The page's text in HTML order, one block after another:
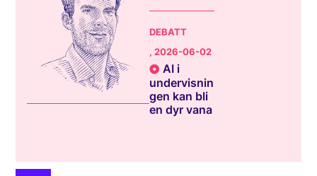
DEBATT
, 2026-06-02
AI i
undervisnin
gen kan bli
en dyr vana